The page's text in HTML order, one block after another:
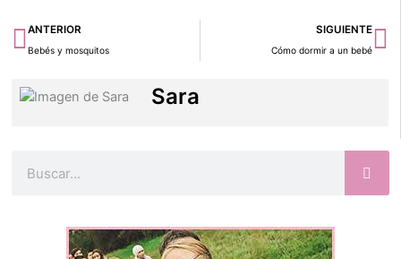
Ant
ANTERIOR
Bebés y mosquitos
SIGUIENTE
Cómo dormir a un bebé
Sara